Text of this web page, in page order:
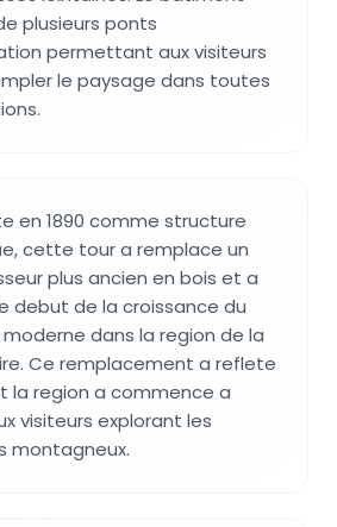
plusieurs ponts
permettant aux visiteurs
le paysage dans toutes
en 1890 comme structure
cette tour a remplace un
plus ancien en bois et a
debut de la croissance du
dans la region de la
Ce remplacement a reflete
la region a commence a
visiteurs explorant les
montagneux.